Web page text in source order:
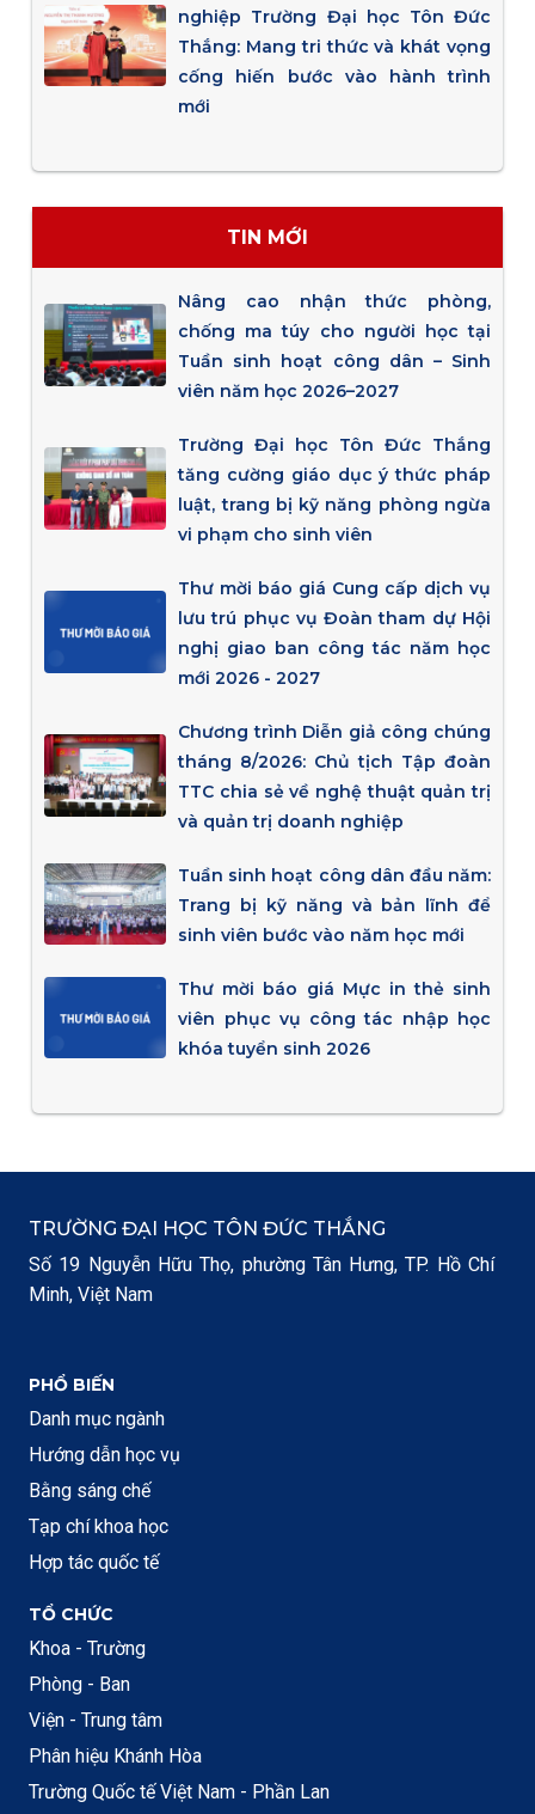
nghiệp Trường Đại học Tôn Đức
Thắng: Mang tri thức và khát vọng
cống hiến bước vào hành trình
mới
TIN MỚI
Nâng cao nhận thức phòng,
chống ma túy cho người học tại
Tuần sinh hoạt công dân – Sinh
viên năm học 2026–2027
Trường Đại học Tôn Đức Thắng
tăng cường giáo dục ý thức pháp
luật, trang bị kỹ năng phòng ngừa
vi phạm cho sinh viên
Thư mời báo giá Cung cấp dịch vụ
lưu trú phục vụ Đoàn tham dự Hội
nghị giao ban công tác năm học
mới 2026 - 2027
Chương trình Diễn giả công chúng
tháng 8/2026: Chủ tịch Tập đoàn
TTC chia sẻ về nghệ thuật quản trị
và quản trị doanh nghiệp
Tuần sinh hoạt công dân đầu năm:
Trang bị kỹ năng và bản lĩnh để
sinh viên bước vào năm học mới
Thư mời báo giá Mực in thẻ sinh
viên phục vụ công tác nhập học
khóa tuyển sinh 2026
TRƯỜNG ĐẠI HỌC TÔN ĐỨC THẮNG
Số 19 Nguyễn Hữu Thọ, phường Tân Hưng, TP. Hồ Chí
Minh, Việt Nam
PHỔ BIẾN
Danh mục ngành
Hướng dẫn học vụ
Bằng sáng chế
Tạp chí khoa học
Hợp tác quốc tế
TỔ CHỨC
Khoa - Trường
Phòng - Ban
Viện - Trung tâm
Phân hiệu Khánh Hòa
Trường Quốc tế Việt Nam - Phần Lan